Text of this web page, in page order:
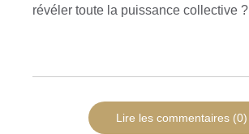
révéler toute la puissance collective ?
Lire les commentaires (0)